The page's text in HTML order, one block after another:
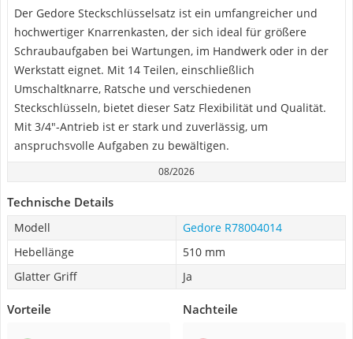
Der Gedore Steckschlüsselsatz ist ein umfangreicher und
hochwertiger Knarrenkasten, der sich ideal für größere
Schraubaufgaben bei Wartungen, im Handwerk oder in der
Werkstatt eignet. Mit 14 Teilen, einschließlich
Umschaltknarre, Ratsche und verschiedenen
Steckschlüsseln, bietet dieser Satz Flexibilität und Qualität.
Mit 3/4"-Antrieb ist er stark und zuverlässig, um
anspruchsvolle Aufgaben zu bewältigen.
08/2026
Technische Details
Modell
Gedore R78004014
Hebellänge
510 mm
Glatter Griff
Ja
Vorteile Nachteile